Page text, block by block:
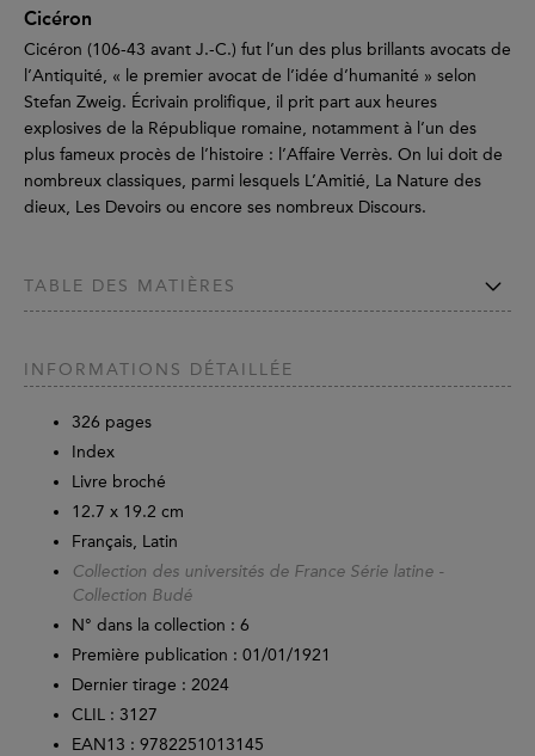
Cicéron
Cicéron (106-43 avant J.-C.) fut l’un des plus brillants avocats de
l’Antiquité, « le premier avocat de l’idée d’humanité » selon
Stefan Zweig. Écrivain prolifique, il prit part aux heures
explosives de la République romaine, notamment à l’un des
plus fameux procès de l’histoire : l’Affaire Verrès. On lui doit de
nombreux classiques, parmi lesquels L’Amitié, La Nature des
dieux, Les Devoirs ou encore ses nombreux Discours.
TABLE DES MATIÈRES
INFORMATIONS DÉTAILLÉE
326 pages
Index
Livre broché
12.7 x 19.2 cm
Français, Latin
Collection des universités de France Série latine -
Collection Budé
N° dans la collection : 6
Première publication : 01/01/1921
Dernier tirage : 2024
CLIL : 3127
EAN13 : 9782251013145